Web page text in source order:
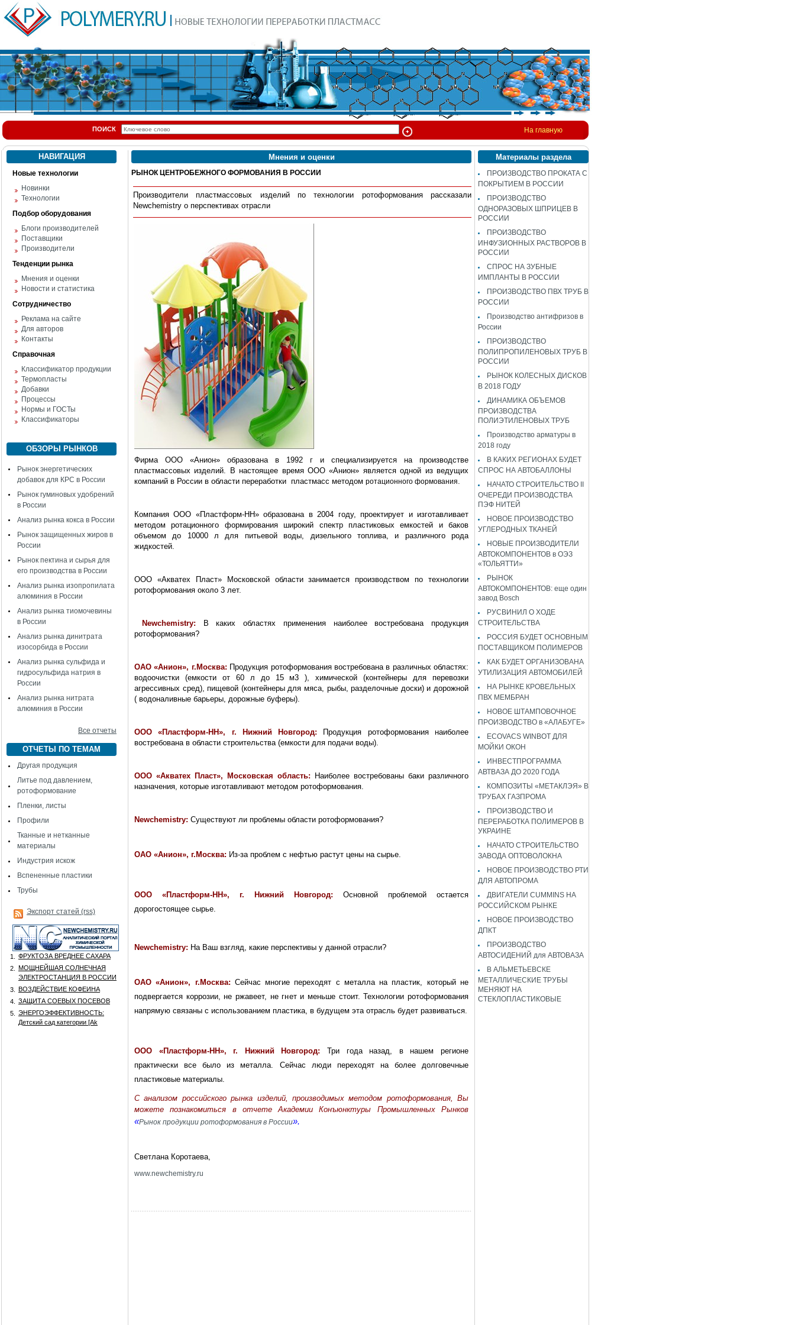
ПОИСК На главную
НАВИГАЦИЯ
Новые технологии
Новинки
Технологии
Подбор оборудования
Блоги производителей
Поставщики
Производители
Тенденции рынка
Мнения и оценки
Новости и статистика
Сотрудничество
Реклама на сайте
Для авторов
Контакты
Справочная
Классификатор продукции
Термопласты
Добавки
Процессы
Нормы и ГОСТы
Классификаторы
ОБЗОРЫ РЫНКОВ
Рынок энергетических
добавок для КРС в России
Рынок гуминовых удобрений
в России
Анализ рынка кокса в России
Рынок защищенных жиров в
России
Рынок пектина и сырья для
его производства в России
Анализ рынка изопропилата
алюминия в России
Анализ рынка тиомочевины
в России
Анализ рынка динитрата
изосорбида в России
Анализ рынка сульфида и
гидросульфида натрия в
России
Анализ рынка нитрата
алюминия в России
Все отчеты
ОТЧЕТЫ ПО ТЕМАМ
Другая продукция
Литье под давлением,
ротоформование
Пленки, листы
Профили
Тканные и нетканные
материалы
Индустрия искож
Вспененные пластики
Трубы
Экспорт статей (rss)
1.
ФРУКТОЗА ВРЕДНЕЕ САХАРА
2.
МОЩНЕЙШАЯ СОЛНЕЧНАЯ
ЭЛЕКТРОСТАНЦИЯ В РОССИИ
3.
ВОЗДЕЙСТВИЕ КОФЕИНА
4.
ЗАЩИТА СОЕВЫХ ПОСЕВОВ
5.
ЭНЕРГОЭФФЕКТИВНОСТЬ:
Детский сад категории [Аk
Мнения и оценки
РЫНОК ЦЕНТРОБЕЖНОГО ФОРМОВАНИЯ В РОССИИ
Производители пластмассовых изделий по технологии ротоформования рассказали
Newchemistry о перспективах отрасли
Фирма ООО «Анион» образована в 1992 г и специализируется на производстве
пластмассовых изделий. В настоящее время ООО «Анион» является одной из ведущих
компаний в России в области переработки пластмасс методом ротационного формования.
Компания ООО «Пластформ-НН» образована в 2004 году, проектирует и изготавливает
методом ротационного формирования широкий спектр пластиковых емкостей и баков
объемом до 10000 л для питьевой воды, дизельного топлива, и различного рода
жидкостей.
ООО «Акватех Пласт» Московской области занимается производством по технологии
ротоформования около 3 лет.
Newchemistry:
В каких областях применения наиболее востребована продукция
ротоформования?
ОАО «Анион», г.Москва: Продукция ротоформования востребована в различных областях:
водоочистки (емкости от 60 л до 15 м3 ), химической (контейнеры для перевозки
агрессивных сред), пищевой (контейнеры для мяса, рыбы, разделочные доски) и дорожной
( водоналивные барьеры, дорожные буферы).
ООО «Пластформ-НН», г. Нижний Новгород: Продукция ротоформования наиболее
востребована в области строительства (емкости для подачи воды).
ООО «Акватех Пласт», Московская область:
Наиболее востребованы баки различного
назначения, которые изготавливают методом ротоформования.
Newchemistry: Существуют ли проблемы области ротоформования?
ОАО «Анион», г.Москва: Из-за проблем с нефтью растут цены на сырье.
ООО «Пластформ-НН», г. Нижний Новгород: Основной проблемой остается
дорогостоящее сырье.
Newchemistry: На Ваш взгляд, какие перспективы у данной отрасли?
ОАО «Анион», г.Москва: Сейчас многие переходят с металла на пластик, который не
подвергается коррозии, не ржавеет, не гнет и меньше стоит. Технологии ротоформования
напрямую связаны с использованием пластика, в будущем эта отрасль будет развиваться.
ООО «Пластформ-НН»,г. Нижний Новгород:Три года назад, в нашем регионе
практически все было из металла. Сейчас люди переходят на более долговечные
пластиковые материалы.
С анализом российского рынка изделий, производимых методом ротоформования, Вы
можете познакомиться в отчете Академии Конъюнктуры Промышленных Рынков
«Рынок продукции ротоформования в России».
Светлана Коротаева,
www.newchemistry.ru
Материалы раздела
ПРОИЗВОДСТВО ПРОКАТА С
ПОКРЫТИЕМ В РОССИИ
ПРОИЗВОДСТВО
ОДНОРАЗОВЫХ ШПРИЦЕВ В
РОССИИ
ПРОИЗВОДСТВО
ИНФУЗИОННЫХ РАСТВОРОВ В
РОССИИ
СПРОС НА ЗУБНЫЕ
ИМПЛАНТЫ В РОССИИ
ПРОИЗВОДСТВО ПВХ ТРУБ В
РОССИИ
Производство антифризов в
России
ПРОИЗВОДСТВО
ПОЛИПРОПИЛЕНОВЫХ ТРУБ В
РОССИИ
РЫНОК КОЛЕСНЫХ ДИСКОВ
В 2018 ГОДУ
ДИНАМИКА ОБЪЕМОВ
ПРОИЗВОДСТВА
ПОЛИЭТИЛЕНОВЫХ ТРУБ
Производство арматуры в
2018 году
В КАКИХ РЕГИОНАХ БУДЕТ
СПРОС НА АВТОБАЛЛОНЫ
НАЧАТО СТРОИТЕЛЬСТВО II
ОЧЕРЕДИ ПРОИЗВОДСТВА
ПЭФ НИТЕЙ
НОВОЕ ПРОИЗВОДСТВО
УГЛЕРОДНЫХ ТКАНЕЙ
НОВЫЕ ПРОИЗВОДИТЕЛИ
АВТОКОМПОНЕНТОВ в ОЭЗ
«ТОЛЬЯТТИ»
РЫНОК
АВТОКОМПОНЕНТОВ: еще один
завод Bosch
РУСВИНИЛ О ХОДЕ
СТРОИТЕЛЬСТВА
РОССИЯ БУДЕТ ОСНОВНЫМ
ПОСТАВЩИКОМ ПОЛИМЕРОВ
КАК БУДЕТ ОРГАНИЗОВАНА
УТИЛИЗАЦИЯ АВТОМОБИЛЕЙ
НА РЫНКЕ КРОВЕЛЬНЫХ
ПВХ МЕМБРАН
НОВОЕ ШТАМПОВОЧНОЕ
ПРОИЗВОДСТВО в «АЛАБУГЕ»
ECOVACS WINBOT ДЛЯ
МОЙКИ ОКОН
ИНВЕСТПРОГРАММА
АВТВАЗА ДО 2020 ГОДА
КОМПОЗИТЫ «МЕТАКЛЭЯ» В
ТРУБАХ ГАЗПРОМА
ПРОИЗВОДСТВО И
ПЕРЕРАБОТКА ПОЛИМЕРОВ В
УКРАИНЕ
НАЧАТО СТРОИТЕЛЬСТВО
ЗАВОДА ОПТОВОЛОКНА
НОВОЕ ПРОИЗВОДСТВО РТИ
ДЛЯ АВТОПРОМА
ДВИГАТЕЛИ CUMMINS НА
РОССИЙСКОМ РЫНКЕ
НОВОЕ ПРОИЗВОДСТВО
ДПКТ
ПРОИЗВОДСТВО
АВТОСИДЕНИЙ для АВТОВАЗА
В АЛЬМЕТЬЕВСКЕ
МЕТАЛЛИЧЕСКИЕ ТРУБЫ
МЕНЯЮТ НА
СТЕКЛОПЛАСТИКОВЫЕ